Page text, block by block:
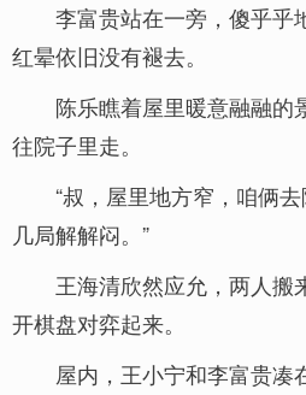
李富贵站在一旁，傻乎乎
红晕依旧没有褪去。
陈乐瞧着屋里暖意融融的
往院子里走。
“叔，屋里地方窄，咱俩
几局解解闷。”
王海清欣然应允，两人搬
开棋盘对弈起来。
屋内，王小宁和李富贵凑